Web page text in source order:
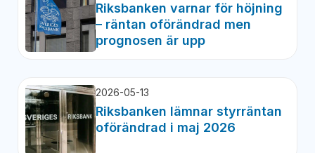
Riksbanken varnar för höjning
– räntan oförändrad men
prognosen är upp
2026-05-13
Riksbanken lämnar styrräntan
oförändrad i maj 2026